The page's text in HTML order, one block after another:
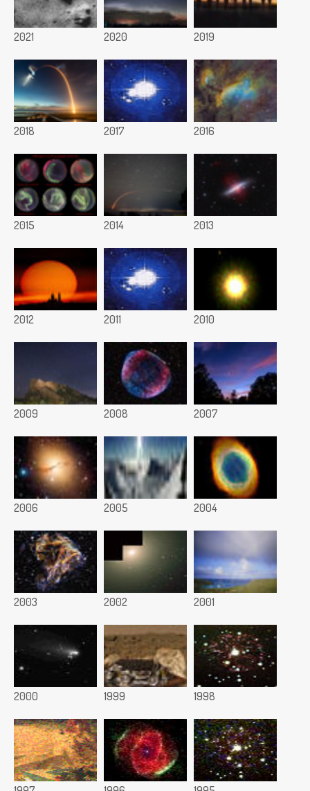
2021 2020 2019
2018 2017 2016
2015 2014 2013
2012 2011 2010
2009 2008 2007
2006 2005 2004
2003 2002 2001
2000 1999 1998